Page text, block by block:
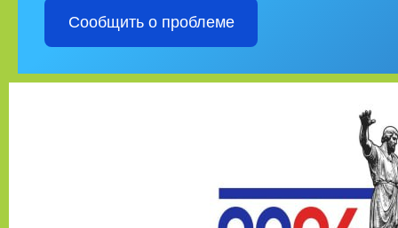
Сообщить о проблеме